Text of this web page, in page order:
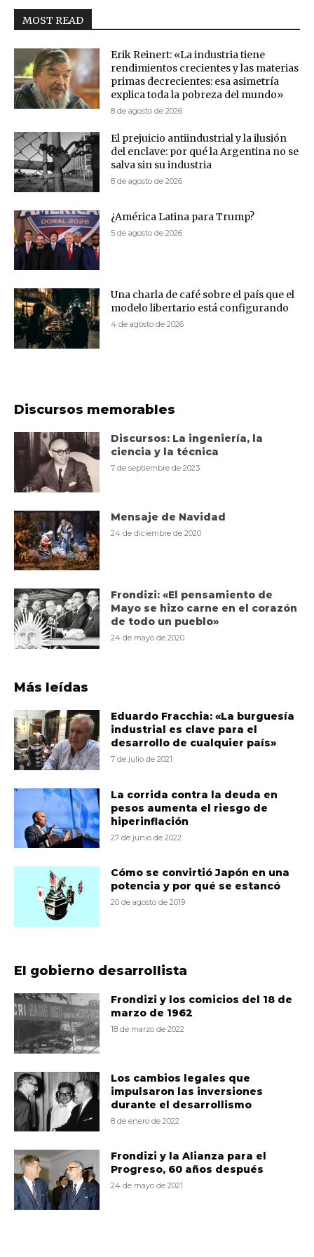
MOST READ
Erik Reinert: «La industria tiene
rendimientos crecientes y las materias
primas decrecientes: esa asimetría
explica toda la pobreza del mundo»
8 de agosto de 2026
El prejuicio antiindustrial y la ilusión
del enclave: por qué la Argentina no se
salva sin su industria
8 de agosto de 2026
¿América Latina para Trump?
5 de agosto de 2026
Una charla de café sobre el país que el
modelo libertario está configurando
4 de agosto de 2026
Discursos memorables
Discursos: La ingeniería, la
ciencia y la técnica
7 de septiembre de 2023
Mensaje de Navidad
24 de diciembre de 2020
Frondizi: «El pensamiento de
Mayo se hizo carne en el corazón
de todo un pueblo»
24 de mayo de 2020
Más leídas
Eduardo Fracchia: «La burguesía
industrial es clave para el
desarrollo de cualquier país»
7 de julio de 2021
La corrida contra la deuda en
pesos aumenta el riesgo de
hiperinflación
27 de junio de 2022
Cómo se convirtió Japón en una
potencia y por qué se estancó
20 de agosto de 2019
El gobierno desarrollista
Frondizi y los comicios del 18 de
marzo de 1962
18 de marzo de 2022
Los cambios legales que
impulsaron las inversiones
durante el desarrollismo
8 de enero de 2022
Frondizi y la Alianza para el
Progreso, 60 años después
24 de mayo de 2021